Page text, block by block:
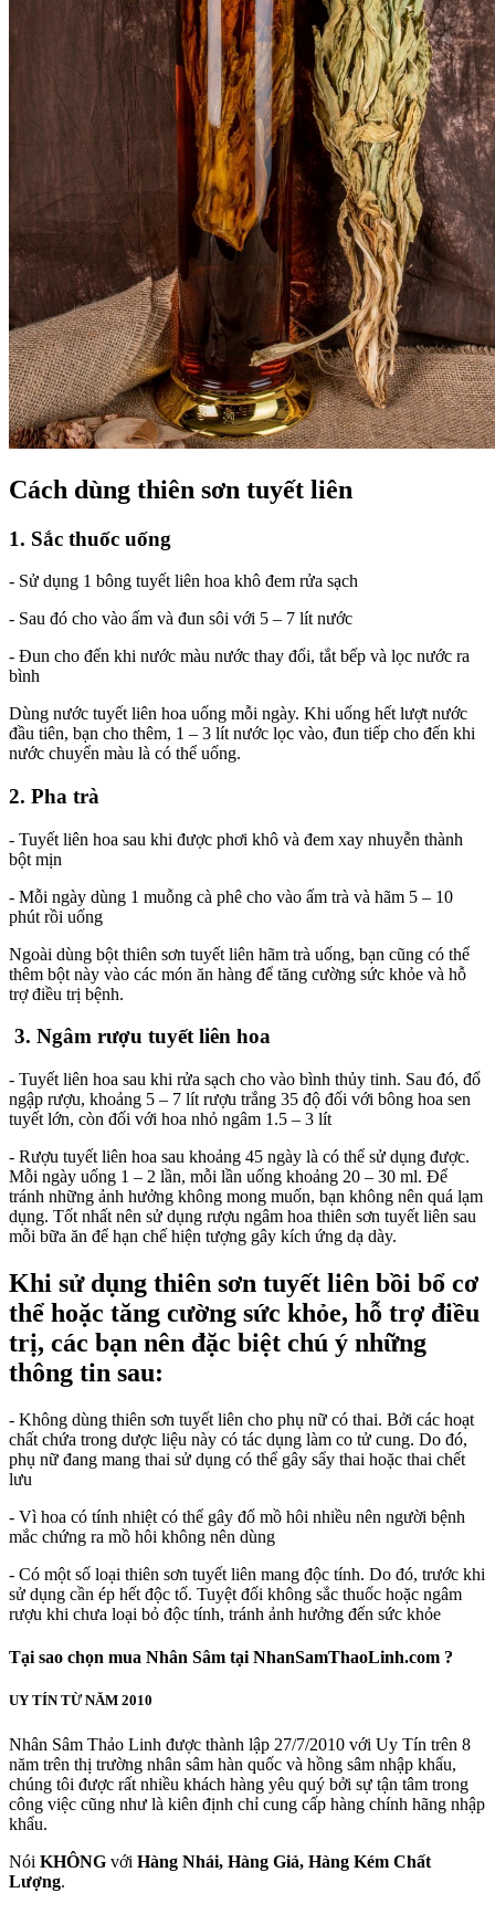
Cách dùng thiên sơn tuyết liên
1. Sắc thuốc uống
- Sử dụng 1 bông tuyết liên hoa khô đem rửa sạch
- Sau đó cho vào ấm và đun sôi với 5 – 7 lít nước
- Đun cho đến khi nước màu nước thay đổi, tắt bếp và lọc nước ra
bình
Dùng nước tuyết liên hoa uống mỗi ngày. Khi uống hết lượt nước
đầu tiên, bạn cho thêm, 1 – 3 lít nước lọc vào, đun tiếp cho đến khi
nước chuyển màu là có thể uống.
2. Pha trà
- Tuyết liên hoa sau khi được phơi khô và đem xay nhuyễn thành
bột mịn
- Mỗi ngày dùng 1 muỗng cà phê cho vào ấm trà và hãm 5 – 10
phút rồi uống
Ngoài dùng bột thiên sơn tuyết liên hãm trà uống, bạn cũng có thể
thêm bột này vào các món ăn hàng để tăng cường sức khỏe và hỗ
trợ điều trị bệnh.
3. Ngâm rượu tuyết liên hoa
- Tuyết liên hoa sau khi rửa sạch cho vào bình thủy tinh. Sau đó, đổ
ngập rượu, khoảng 5 – 7 lít rượu trắng 35 độ đối với bông hoa sen
tuyết lớn, còn đối với hoa nhỏ ngâm 1.5 – 3 lít
- Rượu tuyết liên hoa sau khoảng 45 ngày là có thể sử dụng được.
Mỗi ngày uống 1 – 2 lần, mỗi lần uống khoảng 20 – 30 ml. Để
tránh những ảnh hưởng không mong muốn, bạn không nên quá lạm
dụng. Tốt nhất nên sử dụng rượu ngâm hoa thiên sơn tuyết liên sau
mỗi bữa ăn để hạn chế hiện tượng gây kích ứng dạ dày.
Khi sử dụng thiên sơn tuyết liên bồi bổ cơ
thể hoặc tăng cường sức khỏe, hỗ trợ điều
trị, các bạn nên đặc biệt chú ý những
thông tin sau:
- Không dùng thiên sơn tuyết liên cho phụ nữ có thai. Bởi các hoạt
chất chứa trong dược liệu này có tác dụng làm co tử cung. Do đó,
phụ nữ đang mang thai sử dụng có thể gây sẩy thai hoặc thai chết
lưu
- Vì hoa có tính nhiệt có thể gây đổ mồ hôi nhiều nên người bệnh
mắc chứng ra mồ hôi không nên dùng
- Có một số loại thiên sơn tuyết liên mang độc tính. Do đó, trước khi
sử dụng cần ép hết độc tố. Tuyệt đối không sắc thuốc hoặc ngâm
rượu khi chưa loại bỏ độc tính, tránh ảnh hưởng đến sức khỏe
Tại sao chọn mua Nhân Sâm tại NhanSamThaoLinh.com ?
UY TÍN TỪ NĂM 2010
Nhân Sâm Thảo Linh được thành lập 27/7/2010 với Uy Tín trên 8
năm trên thị trường nhân sâm hàn quốc và hồng sâm nhập khẩu,
chúng tôi được rất nhiều khách hàng yêu quý bởi sự tận tâm trong
công việc cũng như là kiên định chỉ cung cấp hàng chính hãng nhập
khẩu.
Nói KHÔNG với Hàng Nhái, Hàng Giả, Hàng Kém Chất
Lượng.